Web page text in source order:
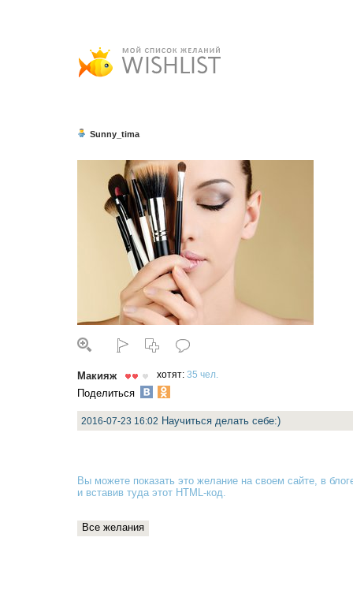
Sunny_tima
Макияж хотят: 35 чел.
Поделиться
2016-07-23 16:02 Научиться делать себе:)
Вы можете показать это желание на своем сайте, в
и вставив туда этот HTML-код.
Все желания